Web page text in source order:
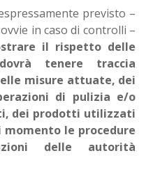
previsto –
in caso di controlli –
il rispetto delle
tenere traccia
misure attuate, dei
di pulizia e/o
dei prodotti utilizzati
le procedure
delle autorità